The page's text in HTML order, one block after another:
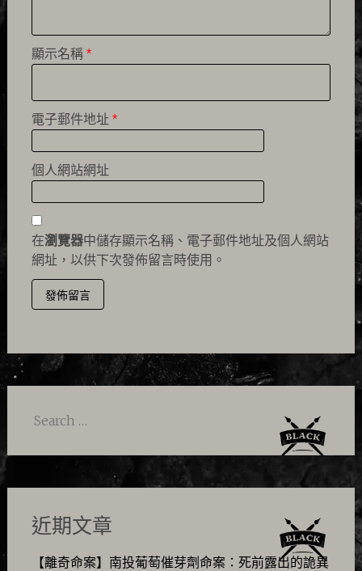
顯示名稱 *
電子郵件地址 *
個人網站網址
在瀏覽器中儲存顯示名稱、電子郵件地址及個人網站
網址，以供下次發佈留言時使用。
Search
近期文章
【離奇命案】南投葡萄催芽劑命案：死前露出的詭異